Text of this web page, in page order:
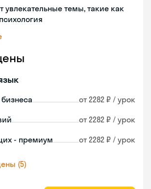
увлекательные темы, такие как
от 2282 ₽ / урок
от 2282 ₽ / урок
- премиум от 2282 ₽ / урок
(5)